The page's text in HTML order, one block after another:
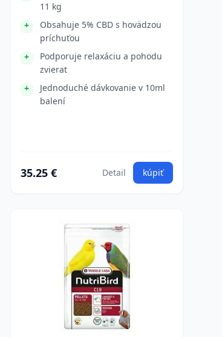
11 kg
Obsahuje 5% CBD s hovädzou
príchuťou
Podporuje relaxáciu a pohodu
zvierat
Jednoduché dávkovanie v 10ml
balení
35.25 € Detail kúpiť